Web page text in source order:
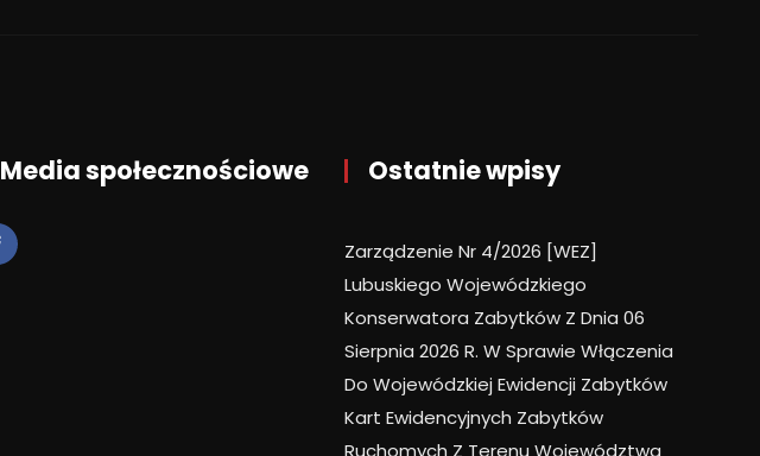
Media społecznościowe Ostatnie wpisy
Zarządzenie Nr 4/2026 [WEZ]
Lubuskiego Wojewódzkiego
Konserwatora Zabytków Z Dnia 06
Sierpnia 2026 R. W Sprawie Włączenia
Do Wojewódzkiej Ewidencji Zabytków
Kart Ewidencyjnych Zabytków
Ruchomych Z Terenu Województwa